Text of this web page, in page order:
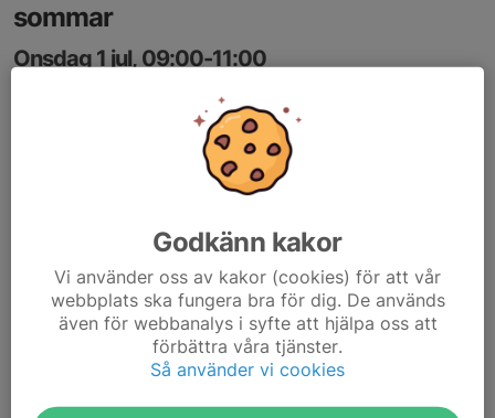
sommar
Onsdag 1 jul, 09:00-11:00
Godkänn kakor
Vi använder oss av kakor (cookies) för att vår
webbplats ska fungera bra för dig. De används
även för webbanalys i syfte att hjälpa oss att
förbättra våra tjänster.
Så använder vi cookies